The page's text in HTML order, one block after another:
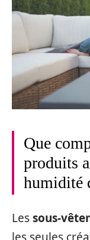
Que
produits
humidité
Lessous-